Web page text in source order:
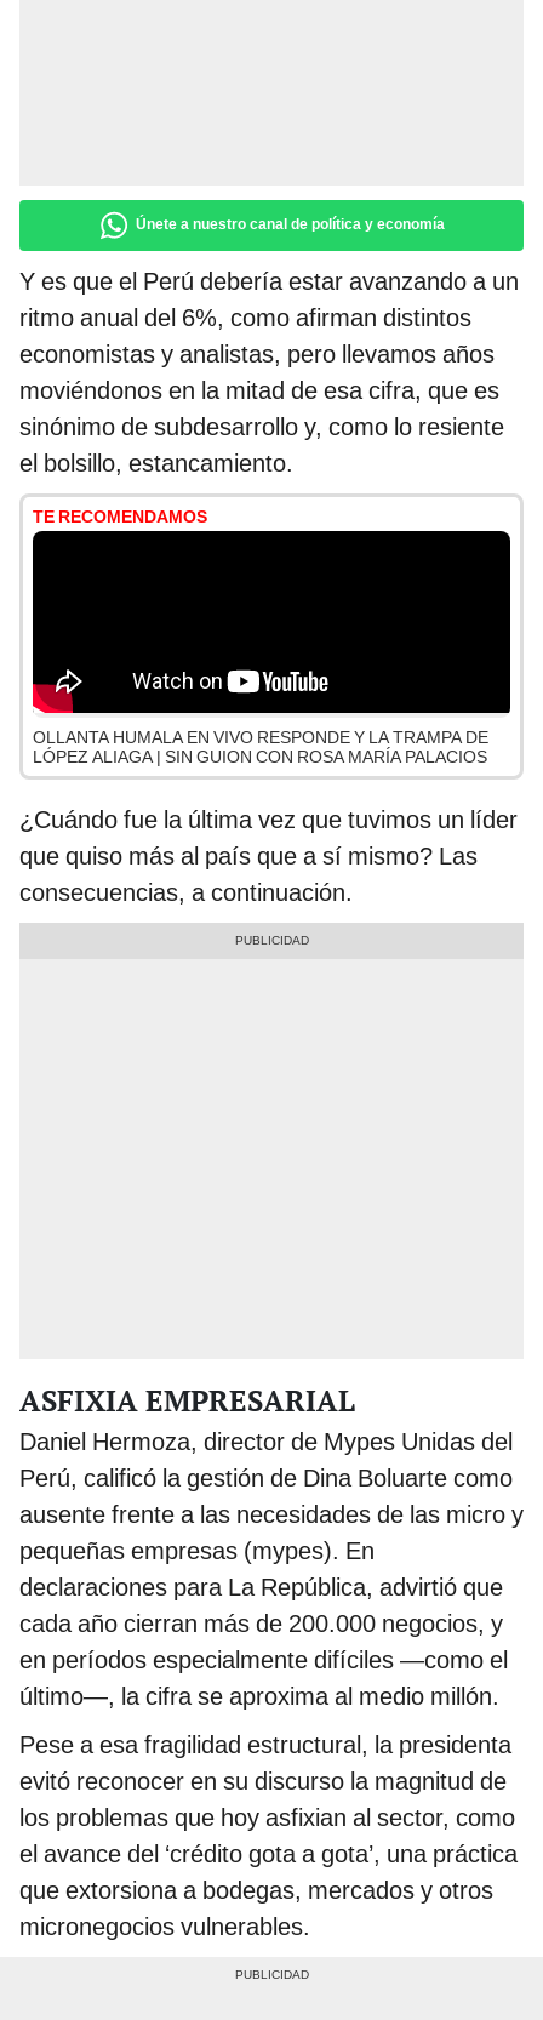
Únete a nuestro canal de política y economía
Y es que el Perú debería estar avanzando a un
ritmo anual del 6%, como afirman distintos
economistas y analistas, pero llevamos años
moviéndonos en la mitad de esa cifra, que es
sinónimo de subdesarrollo y, como lo resiente
el bolsillo, estancamiento.
TE RECOMENDAMOS
OLLANTA HUMALA EN VIVO RESPONDE Y LA TRAMPA DE
LÓPEZ ALIAGA | SIN GUION CON ROSA MARÍA PALACIOS
¿Cuándo fue la última vez que tuvimos un líder
que quiso más al país que a sí mismo? Las
consecuencias, a continuación.
ASFIXIA EMPRESARIAL
Daniel Hermoza, director de Mypes Unidas del
Perú, calificó la gestión de Dina Boluarte como
ausente frente a las necesidades de las micro y
pequeñas empresas (mypes). En
declaraciones para La República, advirtió que
cada año cierran más de 200.000 negocios, y
en períodos especialmente difíciles —como el
último—, la cifra se aproxima al medio millón.
Pese a esa fragilidad estructural, la presidenta
evitó reconocer en su discurso la magnitud de
los problemas que hoy asfixian al sector, como
el avance del ‘crédito gota a gota’, una práctica
que extorsiona a bodegas, mercados y otros
micronegocios vulnerables.